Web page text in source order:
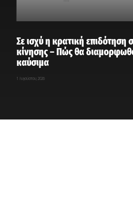
Σε ισχύ η κρατική επιδότηση
κίνησης – Πώς θα
καύσιμα
1 Αυγούστου, 2026